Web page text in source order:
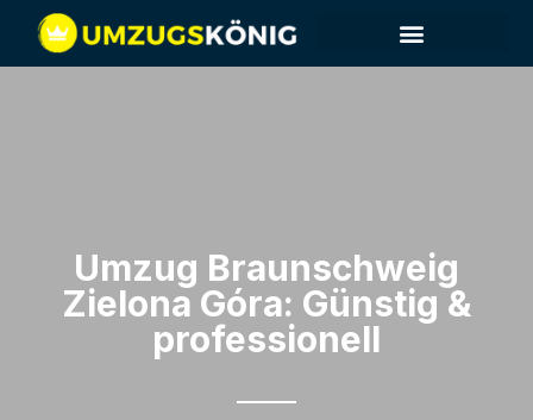
Umzug Braunschweig​
Zielona Góra: Günstig &
professionell​